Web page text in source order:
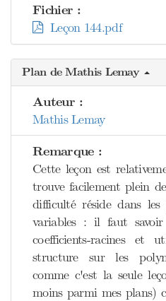
Fichier :
Leçon 144.pdf
Plan de Mathis Lemay
Auteur :
Mathis Lemay
Remarque :
Cette leçon est
trouve facilement plein
difficulté réside dans
variables : il faut
coefficients-racines et
structure sur les
comme c'est la seule
moins parmi mes plans)